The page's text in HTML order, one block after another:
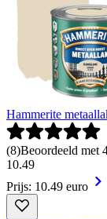
Hammerite
(8)Beoordeeld met
10.49
Prijs: 10.49 euro